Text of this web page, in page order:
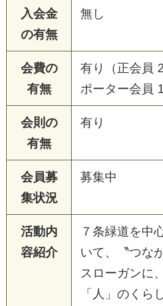
入会金
の有無
無し
会費の
有無
有り（正会員
ポーター会員
会則の
有無
有り
会員募
集状況
募集中
活動内
容紹介
７条緑道を中
いて、〝つな
スローガンに
「人」のくら